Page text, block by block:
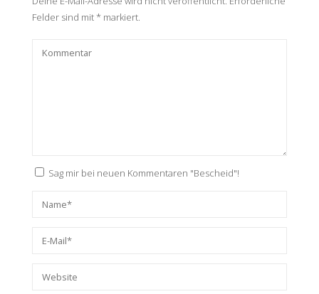
Felder sind mit*markiert.
Sag mir bei neuen Kommentaren "Bescheid"!